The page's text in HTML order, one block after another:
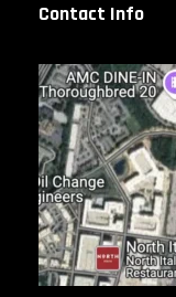
Contact Info